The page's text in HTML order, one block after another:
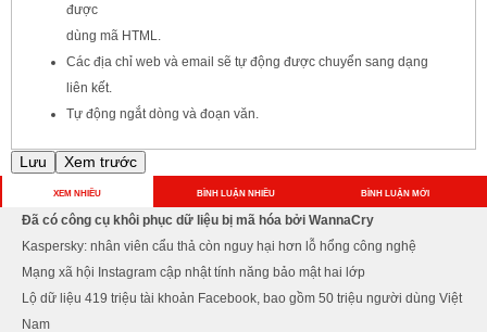
được
dùng mã HTML.
Các địa chỉ web và email sẽ tự động được chuyển sang dạng
liên kết.
Tự động ngắt dòng và đoạn văn.
XEM NHIỀU BÌNH LUẬN NHIỀU BÌNH LUẬN MỚI
Đã có công cụ khôi phục dữ liệu bị mã hóa bởi WannaCry
Kaspersky: nhân viên cẩu thả còn nguy hại hơn lỗ hổng công nghệ
Mạng xã hội Instagram cập nhật tính năng bảo mật hai lớp
Lộ dữ liệu 419 triệu tài khoản Facebook, bao gồm 50 triệu người dùng Việt
Nam